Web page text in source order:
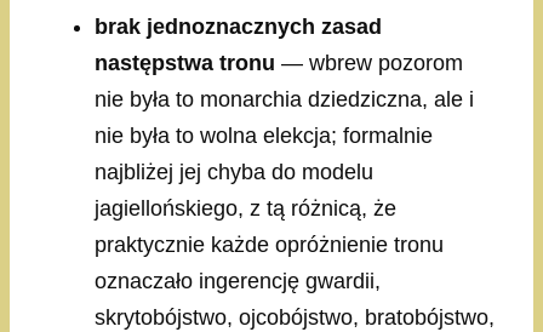
brak jednoznacznych zasad
następstwa tronu — wbrew pozorom
nie była to monarchia dziedziczna, ale i
nie była to wolna elekcja; formalnie
najbliżej jej chyba do modelu
jagiellońskiego, z tą różnicą, że
praktycznie każde opróżnienie tronu
oznaczało ingerencję gwardii,
skrytobójstwo, ojcobójstwo, bratobójstwo,